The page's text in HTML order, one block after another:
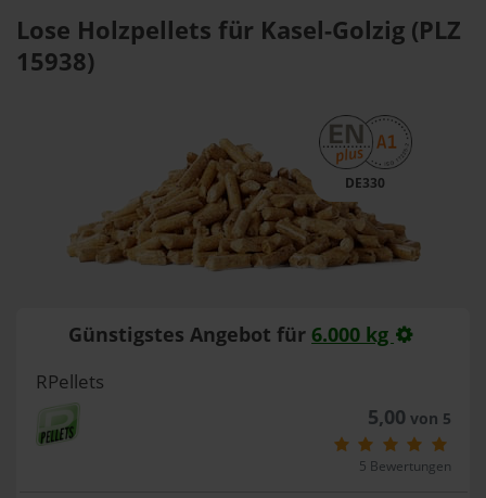
Lose Holzpellets für Kasel-Golzig (PLZ
15938)
DE330
Günstigstes Angebot für 6.000 kg
RPellets
5,00 von 5
5 Bewertungen